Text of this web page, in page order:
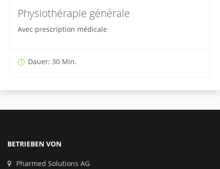
Physiothérapie générale
Avec prescription médicale
Dauer: 30 Min.
BETRIEBEN VON
Pharmed Solutions AG